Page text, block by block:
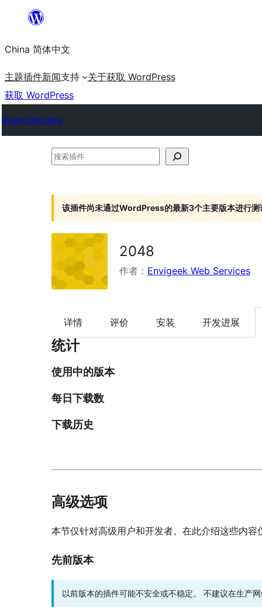
内
容
China 简体中文
主题插件新闻支持 关于获取 WordPress
获取 WordPress
Plugin Directory
搜
该插件尚未通过WordPress的最新3个主要版本进行测
2048
作者： Envigeek Web Services
详情 评价 安装 开发进展
统计
使用中的版本
每日下载数
下载历史
高级选项
本节仅针对高级用户和开发者。在此介绍这些内容
先前版本
以前版本的插件可能不安全或不稳定。 不建议在生产